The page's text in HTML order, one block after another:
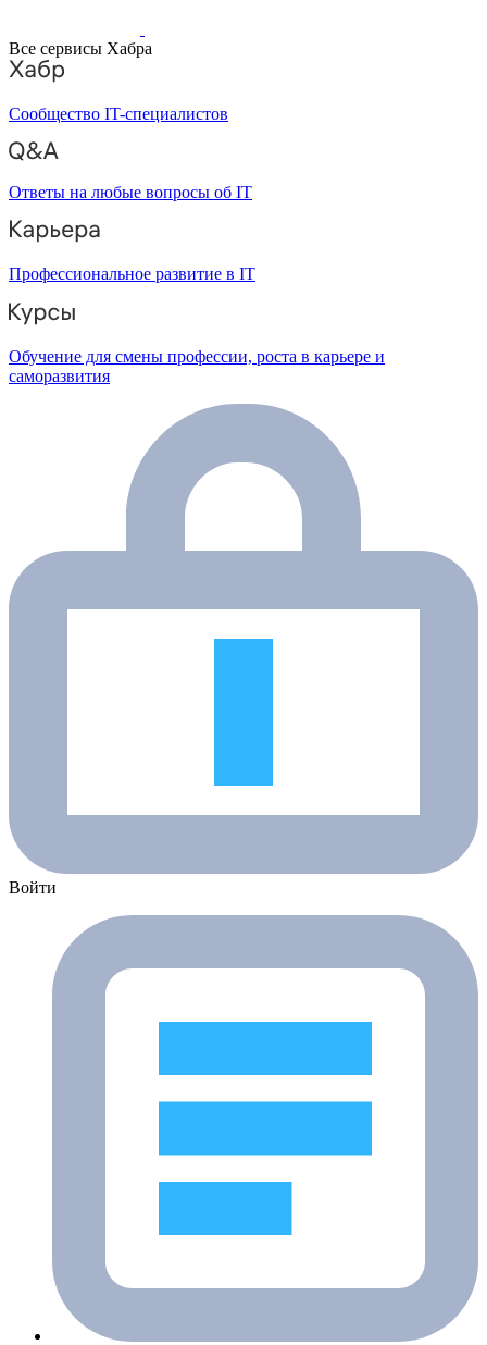
Все сервисы Хабра
Сообщество IT-специалистов
Ответы на любые вопросы об IT
Профессиональное развитие в IT
Обучение для смены профессии, роста в карьере и
саморазвития
Войти